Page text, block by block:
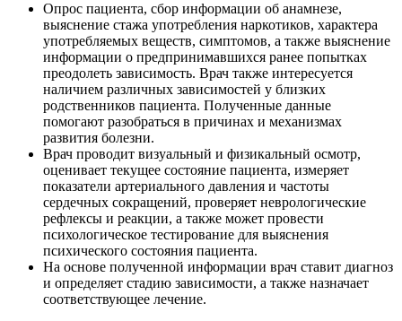
Опрос пациента, сбор информации об анамнезе,
выяснение стажа употребления наркотиков, характера
употребляемых веществ, симптомов, а также выяснение
информации о предпринимавшихся ранее попытках
преодолеть зависимость. Врач также интересуется
наличием различных зависимостей у близких
родственников пациента. Полученные данные
помогают разобраться в причинах и механизмах
развития болезни.
Врач проводит визуальный и физикальный осмотр,
оценивает текущее состояние пациента, измеряет
показатели артериального давления и частоты
сердечных сокращений, проверяет неврологические
рефлексы и реакции, а также может провести
психологическое тестирование для выяснения
психического состояния пациента.
На основе полученной информации врач ставит диагноз
и определяет стадию зависимости, а также назначает
соответствующее лечение.